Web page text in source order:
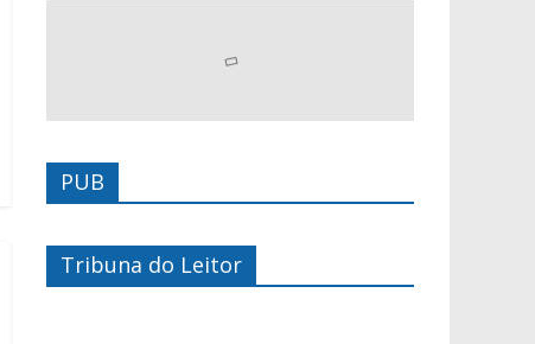
PUB
Tribuna do Leitor